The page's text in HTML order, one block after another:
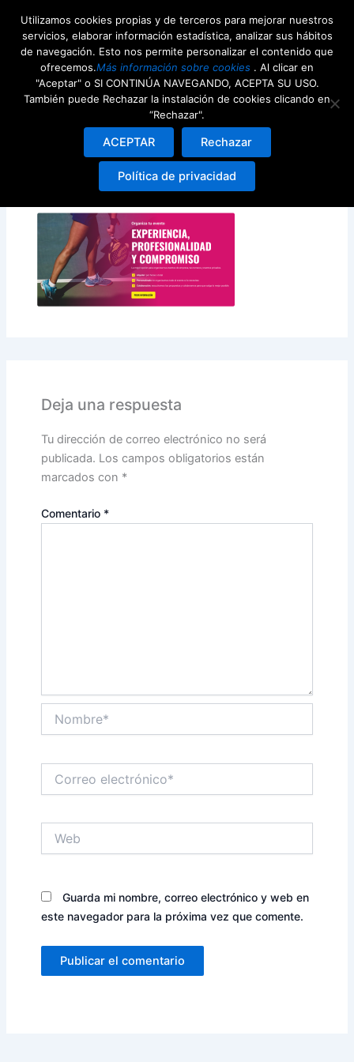
contenido
Deja un comentario / PorDamian Ezequiel/21st febrero
Deja una respuesta
Tu dirección de correo electrónico no será
publicada. Los campos obligatorios están
marcados con *
Comentario *
electrónico*
Guarda mi nombre, correo electrónico y web en
este navegador para la próxima vez que comente.
Utilizamos cookies propias y de terceros para mejorar nuestros
servicios, elaborar información estadística, analizar sus hábitos
de navegación. Esto nos permite personalizar el contenido que
ofrecemos.Más información sobre cookies . Al clicar en
"Aceptar" o SI CONTINÚA NAVEGANDO, ACEPTA SU USO.
También puede Rechazar la instalación de cookies clicando en
“Rechazar".
ACEPTAR Rechazar
Política de privacidad